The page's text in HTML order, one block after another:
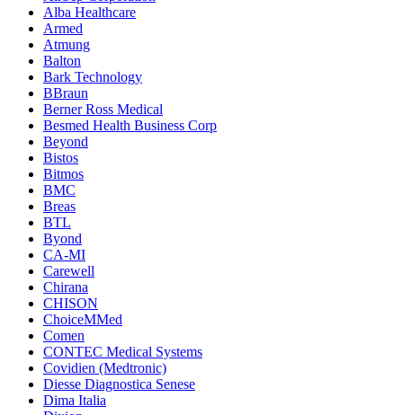
Alba Healthcare
Armed
Atmung
Balton
Bark Technology
BBraun
Berner Ross Medical
Besmed Health Business Corp
Beyond
Bistos
Bitmos
BMC
Breas
BTL
Byond
CA-MI
Carewell
Chirana
CHISON
ChoiceMMed
Comen
CONTEC Medical Systems
Covidien (Medtronic)
Diesse Diagnostica Senese
Dima Italia